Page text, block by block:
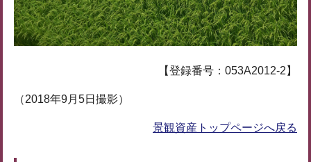
【登録番号：053A2012-2】
（2018年9月5日撮影）
景観資産トップページへ戻る